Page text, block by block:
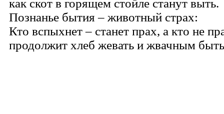
как скот в горящем стойле станут выть.
Познанье бытия – животный страх:
Кто вспыхнет – станет прах, а кто не
продолжит хлеб жевать и жвачным